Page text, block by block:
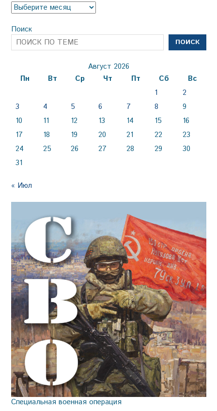
Архив
Поиск
ПОИСК
Август 2026
Пн
Вт Ср Чт Пт Сб
Вс
1
2
3
4 5 6 7 8
9
10
11 12 13 14 15
16
17
18 19 20 21 22
23
24
25 26 27 28 29
30
31
« Июл
Специальная военная операция